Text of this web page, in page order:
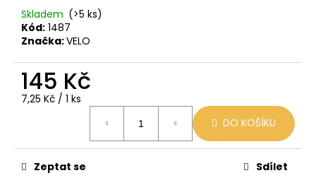
Skladem (>5 ks)
Kód: 1487
Značka:VELO
145 Kč
Měrná
7,25 Kč / 1 ks
DO KOŠÍKU
Zeptat se Sdílet
u
č
u
e
LIO